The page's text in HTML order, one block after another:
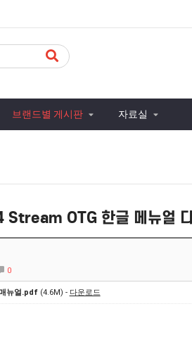
브랜드별 게시판 자료실
OTG 한글 메뉴얼
0
뉴얼.pdf(4.6M) - 다운로드